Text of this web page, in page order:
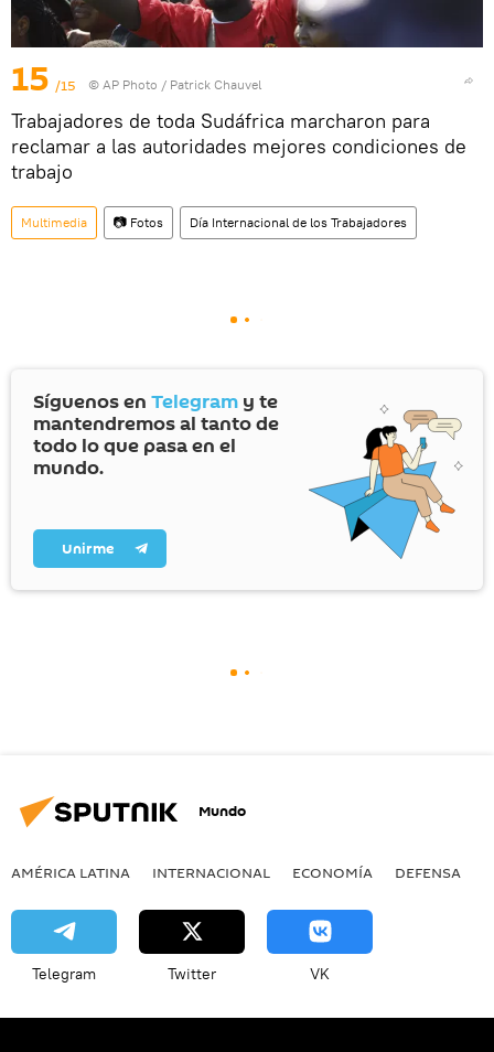
15 /15 © AP Photo / Patrick Chauvel
Trabajadores de toda Sudáfrica marcharon para
reclamar a las autoridades mejores condiciones de
trabajo
Multimedia 📷 Fotos Día Internacional de los Trabajadores
Síguenos en Telegram y te
mantendremos al tanto de
todo lo que pasa en el
mundo.
Unirme
Mundo
AMÉRICA LATINA INTERNACIONAL ECONOMÍA DEFENSA
Telegram Twitter VK